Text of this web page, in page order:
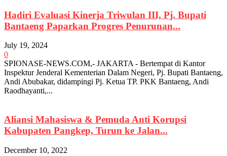
Hadiri Evaluasi Kinerja Triwulan III, Pj. Bupati
Bantaeng Paparkan Progres Penurunan...
July 19, 2024
0
SPIONASE-NEWS.COM,- JAKARTA - Bertempat di Kantor
Inspektur Jenderal Kementerian Dalam Negeri, Pj. Bupati Bantaeng,
Andi Abubakar, didampingi Pj. Ketua TP. PKK Bantaeng, Andi
Raodhayanti,...
Aliansi Mahasiswa & Pemuda Anti Korupsi
Kabupaten Pangkep, Turun ke Jalan...
December 10, 2022